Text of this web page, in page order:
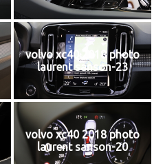
volvo xc40 2018 photo
laurent sanson-23
volvo xc40 2018 photo
laurent sanson-20